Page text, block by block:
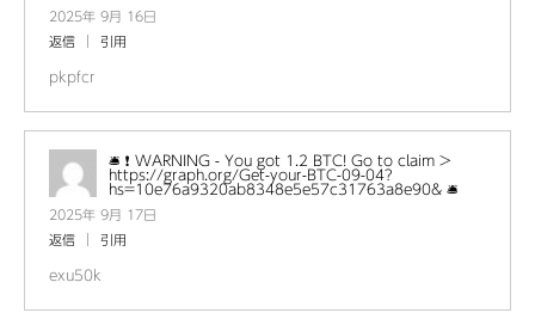
2025年 9月 16日
返信
引用
pkpfcr
🛎 ❗ WARNING - You got 1.2 BTC! Go to claim >
https://graph.org/Get-your-BTC-09-04?
hs=10e76a9320ab8348e5e57c31763a8e90& 🛎
2025年 9月 17日
返信
引用
exu50k